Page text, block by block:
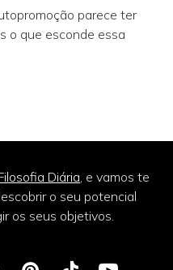
parece ter
o que esconde essa
Diária, e vamos te
o seu potencial
os seus objetivos.